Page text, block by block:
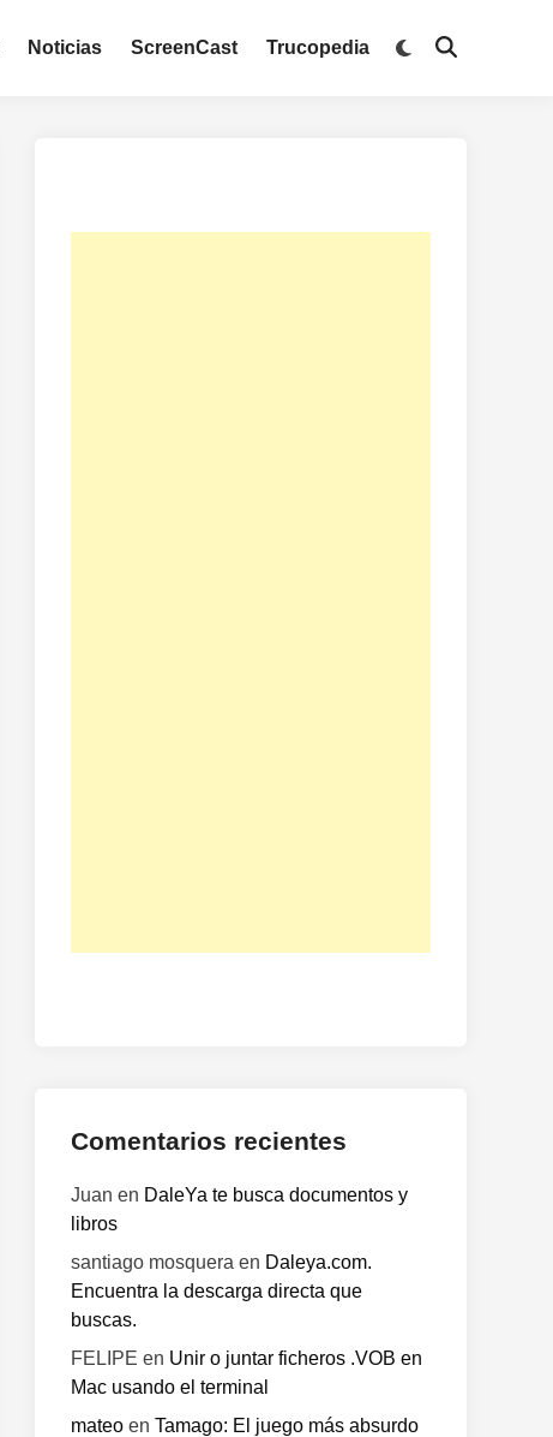
Noticias ScreenCast Trucopedia
Comentarios recientes
Juan en DaleYa te busca documentos y
libros
santiago mosquera en Daleya.com.
Encuentra la descarga directa que
buscas.
FELIPE en Unir o juntar ficheros .VOB en
Mac usando el terminal
mateo en Tamago: El juego más absurdo